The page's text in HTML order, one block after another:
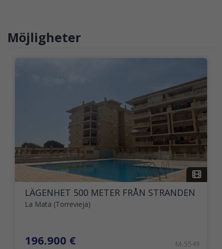
Möjligheter
LÄGENHET 500 METER FRÅN STRANDEN
La Mata (Torrevieja)
196.900 € M-5549